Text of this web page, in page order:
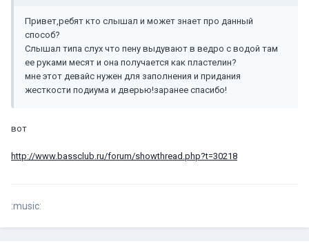
Привет,ребят кто слышал и может знает про данный
способ?
Слышал типа слух что пену выдувают в ведро с водой там
ее руками месят и она получается как пластелин?
мне этот девайс нужен для заполнения и придания
жесткости подиума и дверью!заранее спасибо!
вот
http://www.bassclub.ru/forum/showthread.php?t=30218
:music: